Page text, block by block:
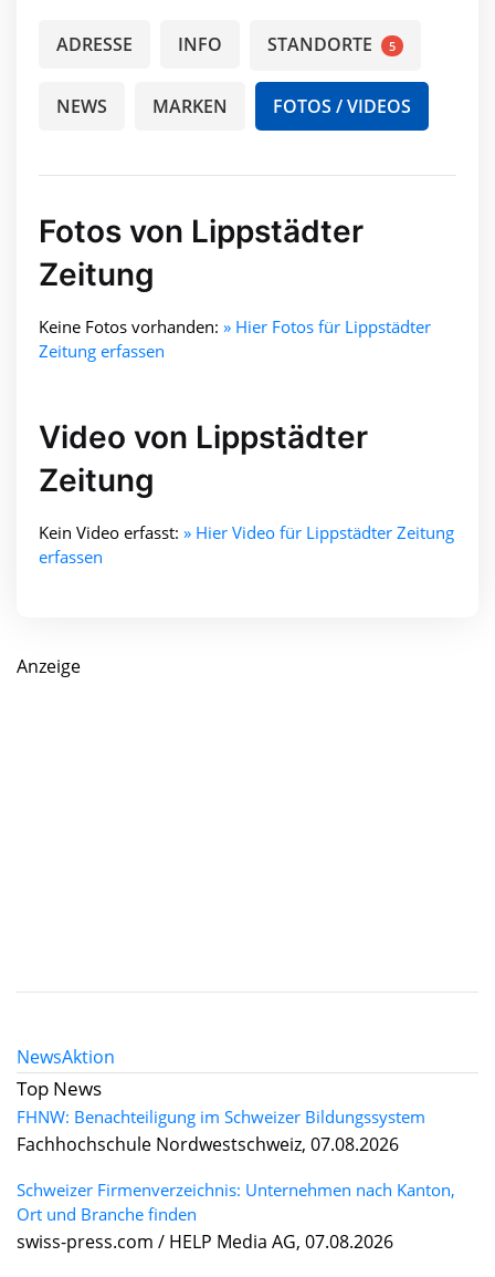
ADRESSE INFO STANDORTE 5
NEWS MARKEN FOTOS / VIDEOS
Fotos von Lippstädter
Zeitung
Keine Fotos vorhanden: » Hier Fotos für Lippstädter
Zeitung erfassen
Video von Lippstädter
Zeitung
Kein Video erfasst: » Hier Video für Lippstädter Zeitung
erfassen
Anzeige
NewsAktion
Top News
FHNW: Benachteiligung im Schweizer Bildungssystem
Fachhochschule Nordwestschweiz, 07.08.2026
Schweizer Firmenverzeichnis: Unternehmen nach Kanton,
Ort und Branche finden
swiss-press.com / HELP Media AG, 07.08.2026